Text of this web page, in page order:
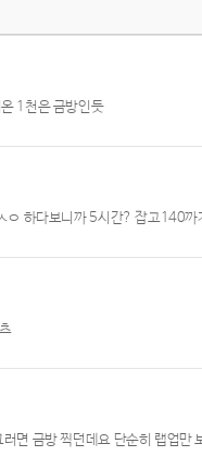
1천은 금방인듯
ㅇ 하다보니까 5시간? 잡고140까
면 금방 찍던데요 단순히 랩업만